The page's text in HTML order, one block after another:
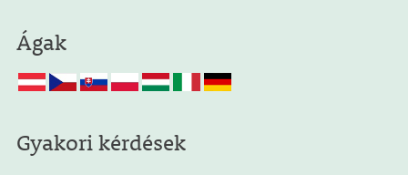
Ágak
Gyakori kérdések